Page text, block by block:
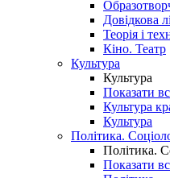
Довідкова
Теорія і
Кіно. Театр
Культура
Культура
Показати
Культура
Культура
Політика.
Політика.
Показати